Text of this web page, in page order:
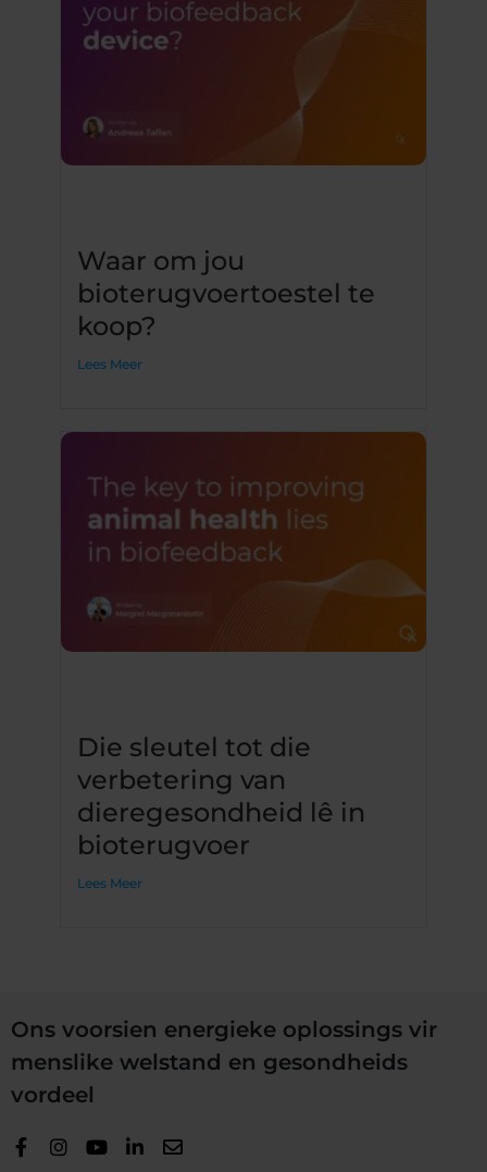
Waar om jou
bioterugvoertoestel te
koop?
Lees Meer
Die sleutel tot die
verbetering van
dieregesondheid lê in
bioterugvoer
Lees Meer
Ons voorsien energieke oplossings vir
menslike welstand en gesondheids
vordeel